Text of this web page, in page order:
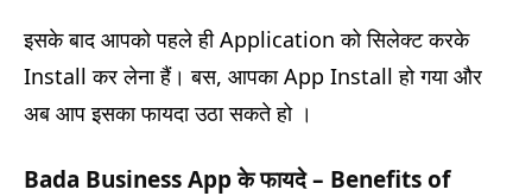
इसके बाद आपको पहले ही Application को सिलेक्ट करके
Install कर लेना हैं। बस, आपका App Install हो गया और
अब आप इसका फायदा उठा सकते हो ।
Bada Business Appके फायदे – Benefits of